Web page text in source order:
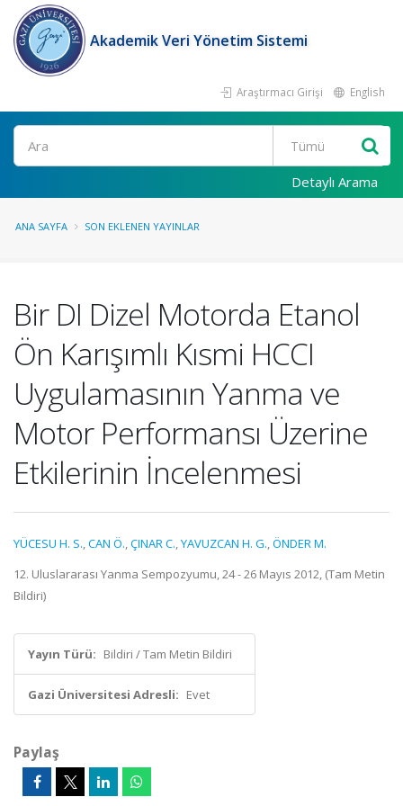
Akademik Veri Yönetim Sistemi
Araştırmacı Girişi English
Ara
Detaylı Arama
ANA SAYFA SON EKLENEN YAYINLAR
Bir DI Dizel Motorda Etanol
Ön Karışımlı Kısmi HCCI
Uygulamasının Yanma ve
Motor Performansı Üzerine
Etkilerinin İncelenmesi
YÜCESU H. S.,CAN Ö.,ÇINAR C.,YAVUZCAN H. G.,ÖNDER M.
12. Uluslararası Yanma Sempozyumu, 24 - 26 Mayıs 2012, (Tam Metin
Bildiri)
Yayın Türü: Bildiri / Tam Metin Bildiri
Gazi Üniversitesi Adresli: Evet
Paylaş